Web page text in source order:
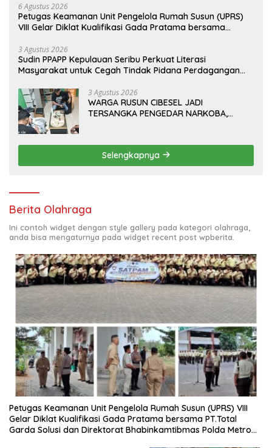
6 Agustus 2026
Petugas Keamanan Unit Pengelola Rumah Susun (UPRS)
VIII Gelar Diklat Kualifikasi Gada Pratama bersama
Polda Metro Jaya*
3 Agustus 2026
Sudin PPAPP Kepulauan Seribu Perkuat Literasi
Masyarakat untuk Cegah Tindak Pidana Perdagangan
3 Agustus 2026
WARGA RUSUN CIBESEL JADI
TERSANGKA PENGEDAR NARKOBA,
Selengkapnya
Berita Olahraga
Ini contoh widget dengan style gallery pada kategori olahraga,
anda bisa mengaturnya pada widget recent post wpberita.
Petugas Keamanan Unit Pengelola Rumah Susun (UPRS) VIII
Gelar Diklat Kualifikasi Gada Pratama bersama PT.Total
Garda Solusi dan Direktorat Bhabinkamtibmas Polda Metro